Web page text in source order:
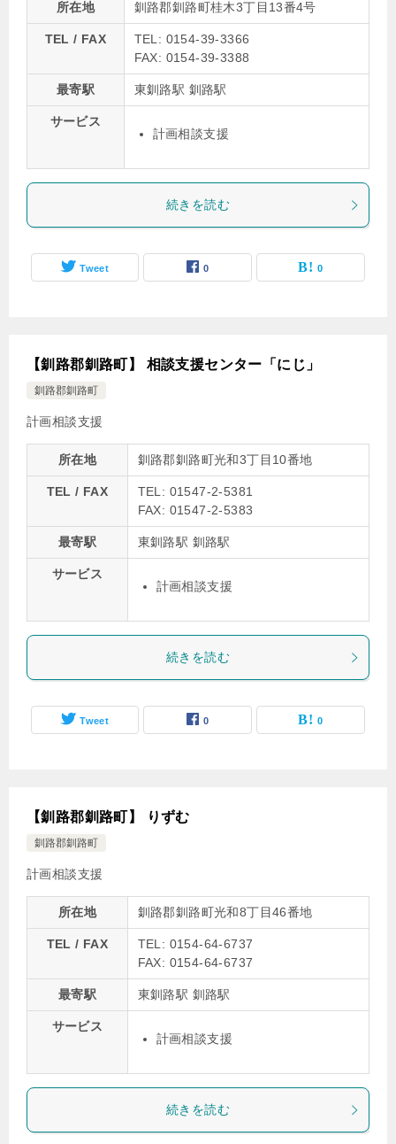
所在地 釧路郡釧路町桂木3丁目13番4号
TEL / FAX
TEL: 0154-39-3366
FAX: 0154-39-3388
最寄駅 東釧路駅 釧路駅
サービス
計画相談支援
続きを読む
Tweet 0 0
【釧路郡釧路町】 相談支援センター「にじ」
釧路郡釧路町
計画相談支援
所在地 釧路郡釧路町光和3丁目10番地
TEL / FAX
TEL: 01547-2-5381
FAX: 01547-2-5383
最寄駅 東釧路駅 釧路駅
サービス
計画相談支援
続きを読む
Tweet 0 0
【釧路郡釧路町】 りずむ
釧路郡釧路町
計画相談支援
所在地 釧路郡釧路町光和8丁目46番地
TEL / FAX
TEL: 0154-64-6737
FAX: 0154-64-6737
最寄駅 東釧路駅 釧路駅
サービス
計画相談支援
続きを読む